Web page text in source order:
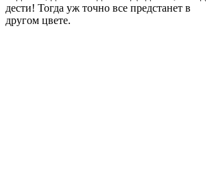
дести! Тогда уж точно все предстанет в
другом цвете.